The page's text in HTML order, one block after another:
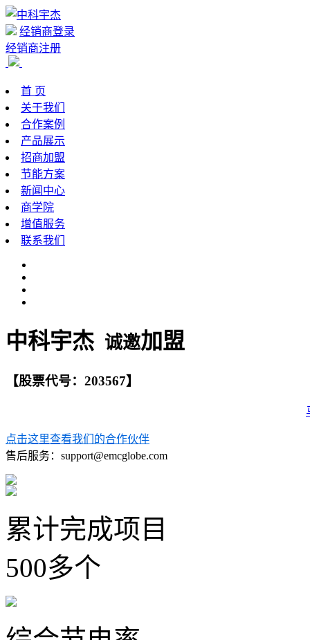
经销商登录
经销商注册
首 页
关于我们
合作案例
产品展示
招商加盟
节能方案
新闻中心
商学院
增值服务
联系我们
中科宇杰 诚邀加盟
【股票代号：203567】
点击这里查看我们的合作伙伴
售后服务：support@emcglobe.com
累计完成项目
500多个